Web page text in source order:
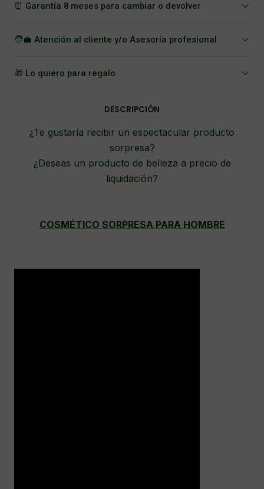
⏰ Garantía 8 meses para cambiar o devolver
🧑‍💼 Atención al cliente y/o Asesoría profesional
🎁 Lo quiero para regalo
DESCRIPCIÓN
¿Te gustaría recibir un espectacular producto
sorpresa?
¿Deseas un producto de belleza a precio de
liquidación?
COSMÉTICO SORPRESA PARA HOMBRE